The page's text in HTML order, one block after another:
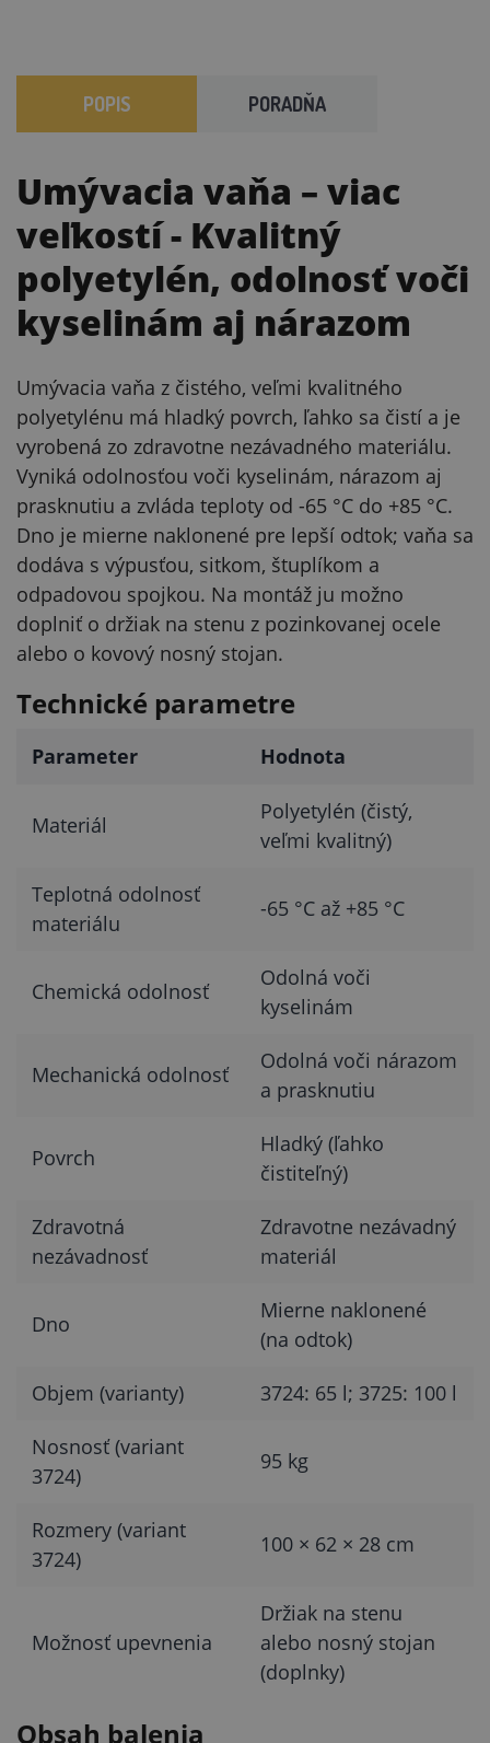
POPIS PORADŇA
Umývacia vaňa – viac
veľkostí- Kvalitný
polyetylén, odolnosť voči
kyselinám aj nárazom
Umývacia vaňa z čistého, veľmi kvalitného
polyetylénu má hladký povrch, ľahko sa čistí a je
vyrobená zo zdravotne nezávadného materiálu.
Vyniká odolnosťou voči kyselinám, nárazom aj
prasknutiu a zvláda teploty od -65 °C do +85 °C.
Dno je mierne naklonené pre lepší odtok; vaňa sa
dodáva s výpusťou, sitkom, štuplíkom a
odpadovou spojkou. Na montáž ju možno
doplniť o držiak na stenu z pozinkovanej ocele
alebo o kovový nosný stojan.
Technické parametre
Parameter Hodnota
Materiál
Polyetylén (čistý,
veľmi kvalitný)
Teplotná odolnosť
materiálu
-65 °C až +85 °C
Chemická odolnosť
Odolná voči
kyselinám
Mechanická odolnosť
Odolná voči nárazom
a prasknutiu
Povrch
Hladký (ľahko
čistiteľný)
Zdravotná
nezávadnosť
Zdravotne nezávadný
materiál
Dno
Mierne naklonené
(na odtok)
Objem (varianty) 3724: 65 l; 3725: 100 l
Nosnosť (variant
3724)
95 kg
Rozmery (variant
3724)
100 × 62 × 28 cm
Možnosť upevnenia
Držiak na stenu
alebo nosný stojan
(doplnky)
Obsah balenia